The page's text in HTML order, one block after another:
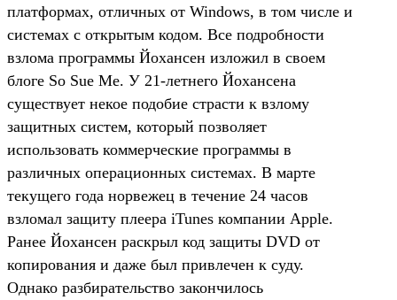
платформах, отличных от Windows, в том числе и
системах с открытым кодом. Все подробности
взлома программы Йохансен изложил в своем
блоге So Sue Me. У 21-летнего Йохансена
существует некое подобие страсти к взлому
защитных систем, который позволяет
использовать коммерческие программы в
различных операционных системах. В марте
текущего года норвежец в течение 24 часов
взломал защиту плеера iTunes компании Apple.
Ранее Йохансен раскрыл код защиты DVD от
копирования и даже был привлечен к суду.
Однако разбирательство закончилось